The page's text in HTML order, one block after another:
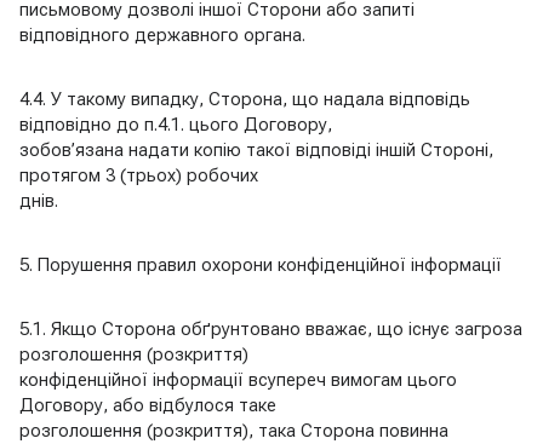
письмовому дозволі іншої Сторони або запиті
відповідного державного органа.
4.4. У такому випадку, Сторона, що надала відповідь
відповідно до п.4.1. цього Договору,
зобов’язана надати копію такої відповіді іншій Стороні,
протягом 3 (трьох) робочих
днів.
5. Порушення правил охорони конфіденційної інформації
5.1. Якщо Сторона обґрунтовано вважає, що існує загроза
розголошення (розкриття)
конфіденційної інформації всупереч вимогам цього
Договору, або відбулося таке
розголошення (розкриття), така Сторона повинна